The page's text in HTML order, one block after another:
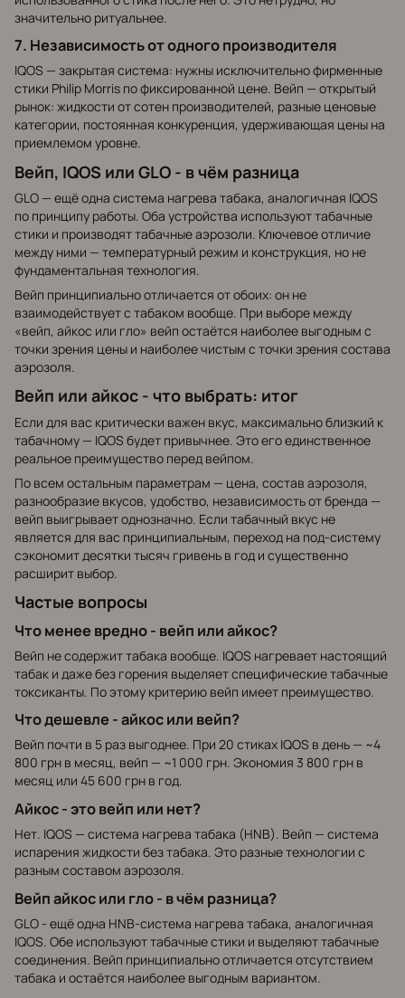
значительно ритуальнее.
7. Независимость от одного производителя
IQOS — закрытая система: нужны исключительно фирменные
стики Philip Morris по фиксированной цене. Вейп — открытый
рынок: жидкости от сотен производителей, разные ценовые
категории, постоянная конкуренция, удерживающая цены на
приемлемом уровне.
Вейп, IQOS или GLO - в чём разница
GLO — ещё одна система нагрева табака, аналогичная IQOS
по принципу работы. Оба устройства используют табачные
стики и производят табачные аэрозоли. Ключевое отличие
между ними — температурный режим и конструкция, но не
фундаментальная технология.
Вейп принципиально отличается от обоих: он не
взаимодействует с табаком вообще. При выборе между
«вейп, айкос или гло» вейп остаётся наиболее выгодным с
точки зрения цены и наиболее чистым с точки зрения состава
аэрозоля.
Вейп или айкос - что выбрать: итог
Если для вас критически важен вкус, максимально близкий к
табачному — IQOS будет привычнее. Это его единственное
реальное преимущество перед вейпом.
По всем остальным параметрам — цена, состав аэрозоля,
разнообразие вкусов, удобство, независимость от бренда —
вейп выигрывает однозначно. Если табачный вкус не
является для вас принципиальным, переход на под-систему
сэкономит десятки тысяч гривень в год и существенно
расширит выбор.
Частые вопросы
Что менее вредно - вейп или айкос?
Вейп не содержит табака вообще. IQOS нагревает настоящий
табак и даже без горения выделяет специфические табачные
токсиканты. По этому критерию вейп имеет преимущество.
Что дешевле - айкос или вейп?
Вейп почти в 5 раз выгоднее. При 20 стиках IQOS в день — ~4
800 грн в месяц, вейп — ~1 000 грн. Экономия 3 800 грн в
месяц или 45 600 грн в год.
Айкос - это вейп или нет?
Нет. IQOS — система нагрева табака (HNB). Вейп — система
испарения жидкости без табака. Это разные технологии с
разным составом аэрозоля.
Вейп айкос или гло - в чём разница?
GLO - ещё одна HNB-система нагрева табака, аналогичная
IQOS. Обе используют табачные стики и выделяют табачные
соединения. Вейп принципиально отличается отсутствием
табака и остаётся наиболее выгодным вариантом.